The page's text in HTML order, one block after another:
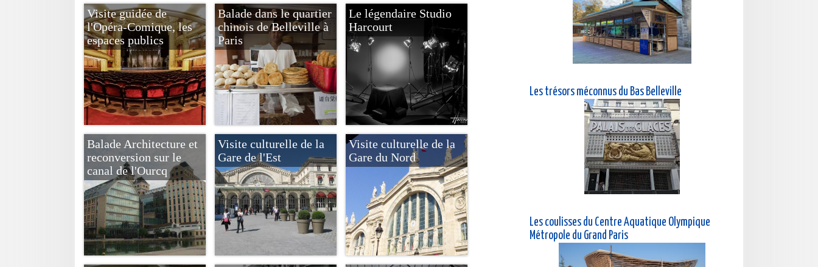
Visite guidée de
l'Opéra-Comique, les
espaces publics
Balade dans le quartier
chinois de Belleville à
Paris
Le légendaire Studio
Harcourt
Balade Architecture et
reconversion sur le
canal de l'Ourcq
Visite culturelle de la
Gare de l'Est
Visite culturelle de la
Gare du Nord
Les trésors méconnus du Bas Belleville
Les coulisses du Centre Aquatique Olympique
Métropole du Grand Paris